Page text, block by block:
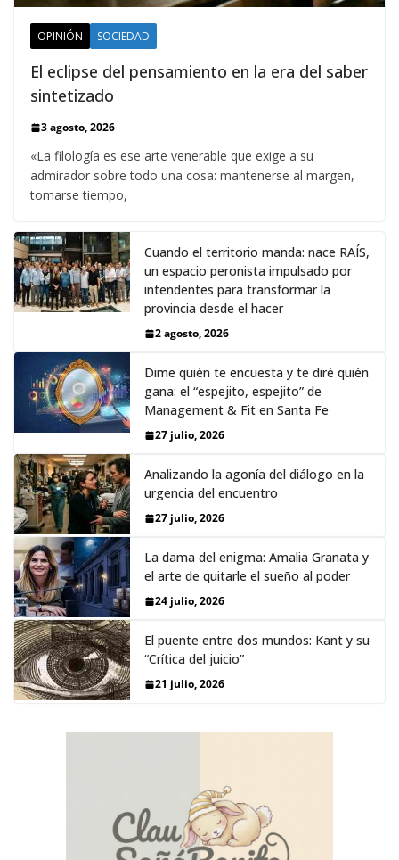
OPINIÓN SOCIEDAD
El eclipse del pensamiento en la era del saber
sintetizado
3 agosto, 2026
«La filología es ese arte venerable que exige a su
admirador sobre todo una cosa: mantenerse al margen,
tomarse tiempo,
Cuando el territorio manda: nace RAÍS,
un espacio peronista impulsado por
intendentes para transformar la
provincia desde el hacer
2 agosto, 2026
Dime quién te encuesta y te diré quién
gana: el “espejito, espejito” de
Management & Fit en Santa Fe
27 julio, 2026
Analizando la agonía del diálogo en la
urgencia del encuentro
27 julio, 2026
La dama del enigma: Amalia Granata y
el arte de quitarle el sueño al poder
24 julio, 2026
El puente entre dos mundos: Kant y su
“Crítica del juicio”
21 julio, 2026